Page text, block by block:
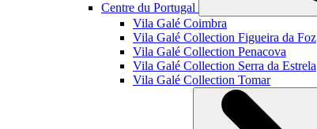
Centre du Portugal
Vila Galé Coimbra
Vila Galé Collection Figueira da Foz
Vila Galé Collection Penacova
Vila Galé Collection Serra da Estrela
Vila Galé Collection Tomar